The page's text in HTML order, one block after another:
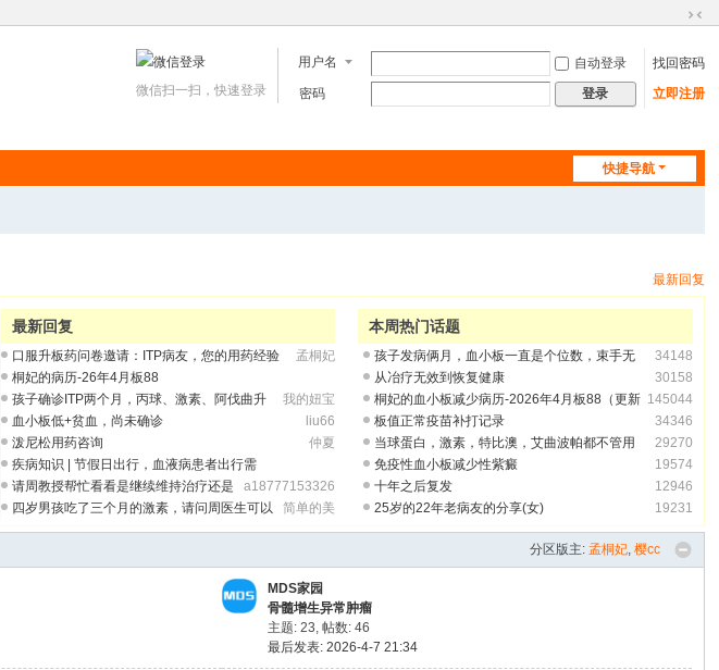
换
到
窄
用户名 自动登录
找回密码
密码
登录 立即注册
微信扫一扫，快速登录
快捷导航
最新回复
最新回复
孟桐妃
口服升板药问卷邀请：ITP病友，您的用药经验
很重要！
桐妃的病历-26年4月板88
我的妞宝
孩子确诊ITP两个月，丙球、激素、阿伐曲升
上去很快又
liu66
血小板低+贫血，尚未确诊
仲夏
泼尼松用药咨询
疾病知识 | 节假日出行，血液病患者出行需
a18777153326
请周教授帮忙看看是继续维持治疗还是
选择新药物
简单的美
四岁男孩吃了三个月的激素，请问周医生可以
减停吗？
本周热门话题
34148
孩子发病俩月，血小板一直是个位数，束手无
30158
从冶疗无效到恢复健康
145044
桐妃的血小板减少病历-2026年4月板88（更新
34346
板值正常疫苗补打记录
29270
当球蛋白，激素，特比澳，艾曲波帕都不管用
19574
免疫性血小板减少性紫癜
12946
十年之后复发
19231
25岁的22年老病友的分享(女)
分区版主: 孟桐妃, 樱cc
MDS家园
骨髓增生异常肿瘤
主题: 23,帖数: 46
最后发表: 2026-4-7 21:34